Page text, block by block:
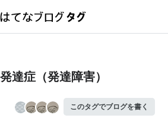
達症（発達障害）
このタグでブログを書く